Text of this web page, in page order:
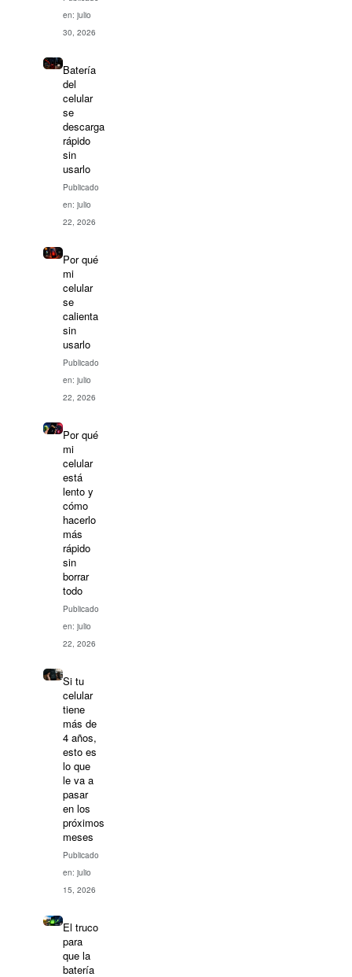
en: julio
30, 2026
Batería
del
celular
se
descarga
rápido
sin
usarlo
Publicado
en: julio
22, 2026
Por qué
mi
celular
se
calienta
sin
usarlo
Publicado
en: julio
22, 2026
Por qué
mi
celular
está
lento y
cómo
hacerlo
más
rápido
sin
borrar
todo
Publicado
en: julio
22, 2026
Si tu
celular
tiene
más de
4 años,
esto es
lo que
le va a
pasar
en los
próximos
meses
Publicado
en: julio
15, 2026
El truco
para
que la
batería